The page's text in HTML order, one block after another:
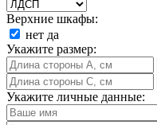
Верхние шкафы:
нет да
Укажите размер:
Укажите личные данные: